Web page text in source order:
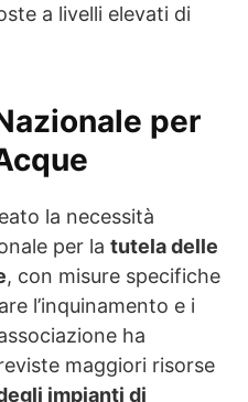
a livelli elevati di
per
la necessità
per la tutela delle
, con misure specifiche
l’inquinamento e i
ha
maggiori risorse
impianti di